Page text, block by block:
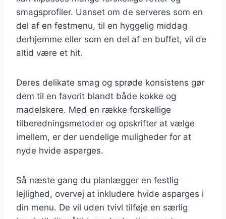
smagsprofiler. Uanset om de serveres som en
del af en festmenu, til en hyggelig middag
derhjemme eller som en del af en buffet, vil de
altid være et hit.
Deres delikate smag og sprøde konsistens gør
dem til en favorit blandt både kokke og
madelskere. Med en række forskellige
tilberedningsmetoder og opskrifter at vælge
imellem, er der uendelige muligheder for at
nyde hvide asparges.
Så næste gang du planlægger en festlig
lejlighed, overvej at inkludere hvide asparges i
din menu. De vil uden tvivl tilføje en særlig